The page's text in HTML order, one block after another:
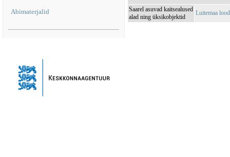
Abimaterjalid
Saarel asuvad kaitsealused
alad ning üksikobjektid
Luitemaa